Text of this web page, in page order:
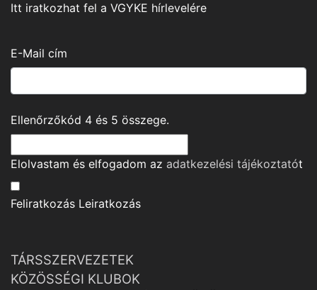
Itt iratkozhat fel a VGYKE hírlevelére
E-Mail cím
Ellenőrzőkód 4 és 5 összege.
Elolvastam és elfogadom az adatkezelési tájékoztatót
Feliratkozás Leiratkozás
TÁRSSZERVEZETEK
KÖZÖSSÉGI KLUBOK